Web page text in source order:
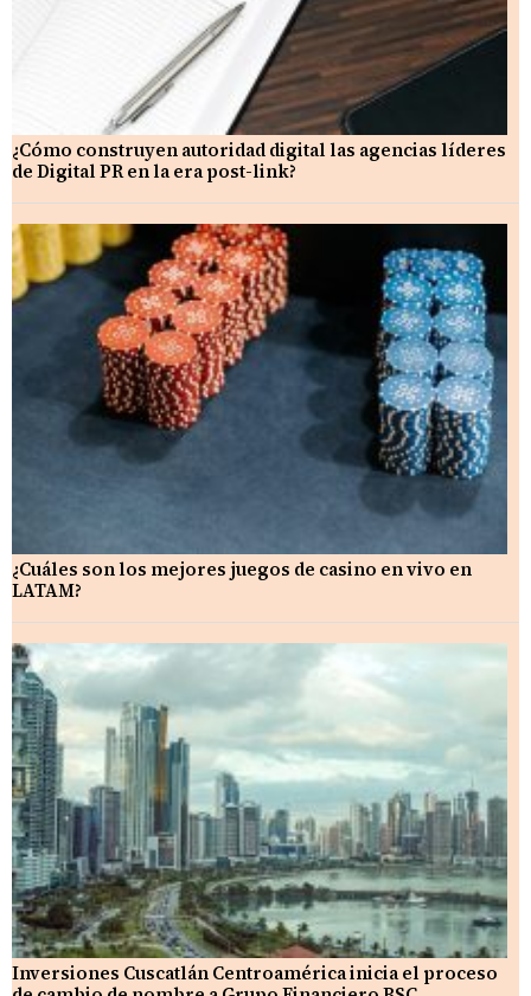
¿Cómo construyen autoridad digital las agencias líderes
de Digital PR en la era post-link?
¿Cuáles son los mejores juegos de casino en vivo en
LATAM?
Inversiones Cuscatlán Centroamérica inicia el proceso